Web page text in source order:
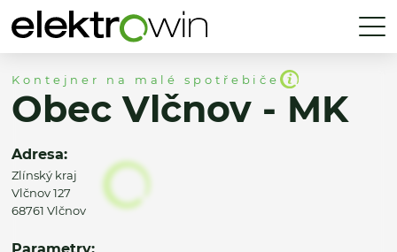
Kontejner na malé spotřebiče
Obec Vlčnov - MK
Adresa:
Zlínský kraj
Vlčnov 127
68761 Vlčnov